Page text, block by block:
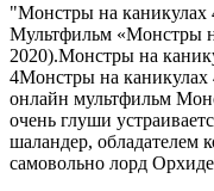
"Монстры на каникулах
Мультфильм «Монстры
2020).Монстры на
4Монстры на каникулах
онлайн мультфильм
очень глуши
шаландер, обладателем
самовольно лорд